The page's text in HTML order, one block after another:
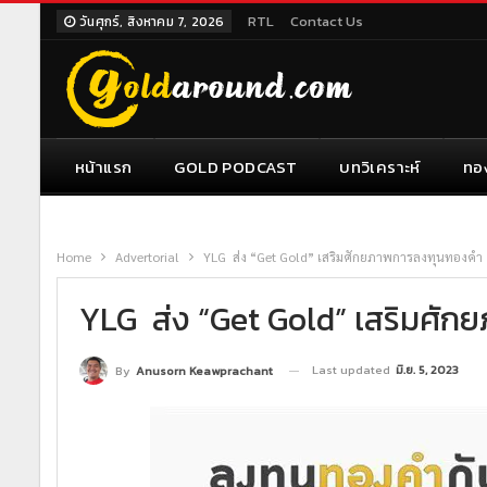
วันศุกร์, สิงหาคม 7, 2026 RTL Contact Us
หน้าแรก GOLD PODCAST บทวิเคราะห์ ท
Home Advertorial YLG ส่ง “Get Gold” เสริมศักยภาพการลงทุนทองคำ
YLG ส่ง “Get Gold” เสริมศั
By Anusorn Keawprachant Last updated มิ.ย. 5, 2023